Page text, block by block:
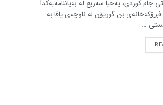
جام کوردی، یەحیا سەریع لە بەیاننامەیەکدا
فڕۆکەخانەی بن گوریۆن لە ناوچەی یافا بە
...